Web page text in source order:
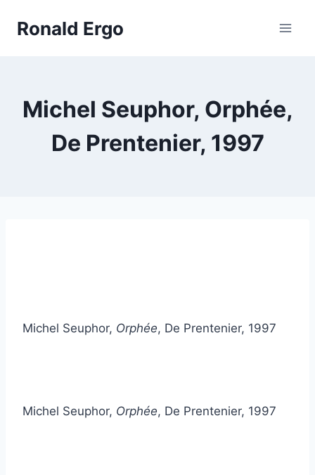
naarRonald Ergo
Michel Seuphor, Orphée,
De Prentenier, 1997
Michel Seuphor, Orphée, De Prentenier, 1997
Michel Seuphor, Orphée, De Prentenier, 1997